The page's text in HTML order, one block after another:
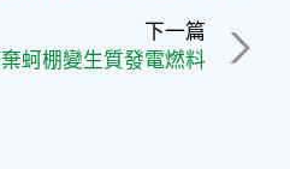
下一篇
蚵棚變生質發電燃料